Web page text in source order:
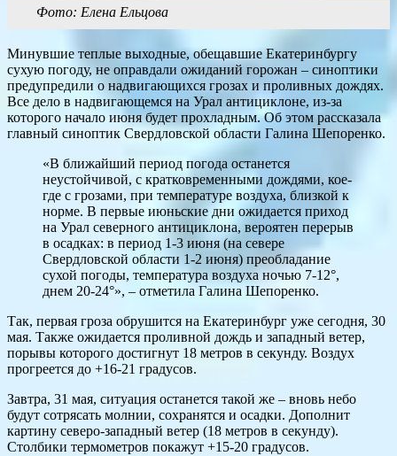
Фото: Елена Ельцова
Минувшие теплые выходные, обещавшие Екатеринбургу
сухую погоду, не оправдали ожиданий горожан – синоптики
предупредили о надвигающихся грозах и проливных дождях.
Все дело в надвигающемся на Урал антициклоне, из-за
которого начало июня будет прохладным. Об этом рассказала
главный синоптик Свердловской области Галина Шепоренко.
«В ближайший период погода останется
неустойчивой, с кратковременными дождями, кое-
где с грозами, при температуре воздуха, близкой к
норме. В первые июньские дни ожидается приход
на Урал северного антициклона, вероятен перерыв
в осадках: в период 1-3 июня (на севере
Свердловской области 1-2 июня) преобладание
сухой погоды, температура воздуха ночью 7-12°,
днем 20-24°», – отметила Галина Шепоренко.
Так, первая гроза обрушится на Екатеринбург уже сегодня, 30
мая. Также ожидается проливной дождь и западный ветер,
порывы которого достигнут 18 метров в секунду. Воздух
прогреется до +16-21 градусов.
Завтра, 31 мая, ситуация останется такой же – вновь небо
будут сотрясать молнии, сохранятся и осадки. Дополнит
картину северо-западный ветер (18 метров в секунду).
Столбики термометров покажут +15-20 градусов.